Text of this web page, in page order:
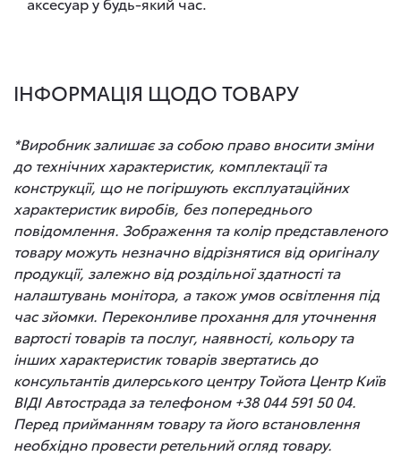
ІНФОРМАЦІЯ ЩОДО ТОВАРУ
*Виробник залишає за собою право вносити зміни
до технічних характеристик, комплектації та
конструкції, що не погіршують експлуатаційних
характеристик виробів, без попереднього
повідомлення. Зображення та колір представленого
товару можуть незначно відрізнятися від оригіналу
продукції, залежно від роздільної здатності та
налаштувань монітора, а також умов освітлення під
час зйомки. Переконливе прохання для уточнення
вартості товарів та послуг, наявності, кольору та
інших характеристик товарів звертатись до
консультантів дилерського центру Тойота Центр Київ
ВІДІ Автострада за телефоном +38 044 591 50 04.
Перед прийманням товару та його встановлення
необхідно провести ретельний огляд товару.